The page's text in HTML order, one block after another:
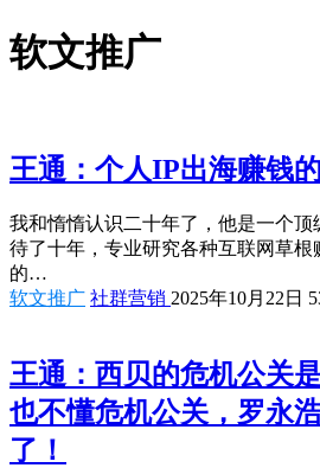
软文推广
王通：个人IP出海赚钱
我和惰惰认识二十年了，他是一个
待了十年，专业研究各种互联网草根
的…
软文推广 社群营销 2025年10月22日
王通：西贝的危机公关
也不懂危机公关，罗永
了！